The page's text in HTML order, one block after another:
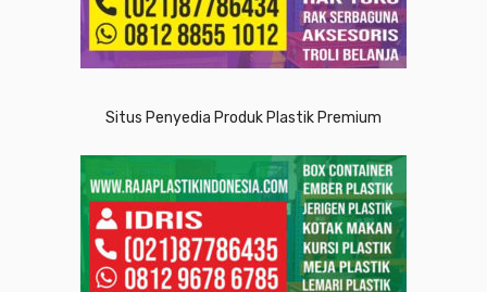
Situs Penyedia Produk Plastik Premium